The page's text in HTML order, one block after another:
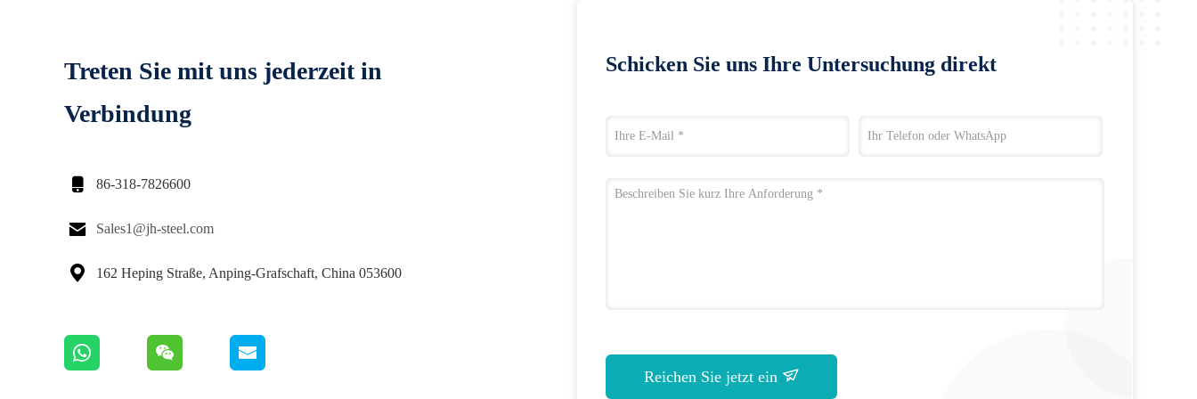
Treten Sie mit uns jederzeit in
Verbindung
 86-318-7826600
 Sales1@jh-steel.com
 162 Heping Straße, Anping-Grafschaft, China 053600
Schicken Sie uns Ihre Untersuchung direkt
Reichen Sie jetzt ein